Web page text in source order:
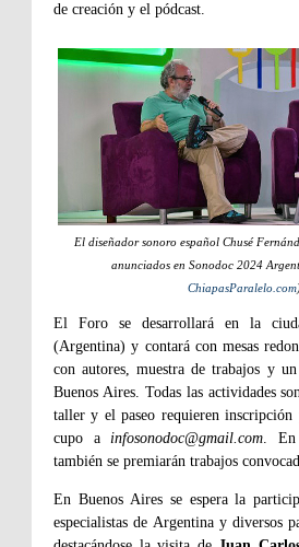
de creación y el pódcast.
El diseñador sonoro español Chusé
anunciados en Sonodoc 2024
ChiapasParalelo.com
El Foro se desarrollará en la
(Argentina) y contará con mesas
con autores, muestra de trabajos y
Buenos Aires. Todas las actividades
taller y el paseo requieren inscripción
cupo ainfosonodoc@gmail.com. En
también se premiarán trabajos
En Buenos Aires se espera la
especialistas de Argentina y diversos